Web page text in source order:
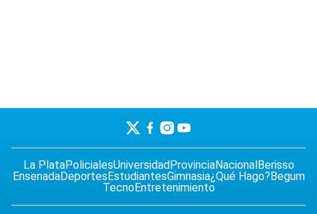
La PlataPolicialesUniversidadProvinciaNacionalBerisso
EnsenadaDeportesEstudiantesGimnasia¿Qué Hago?Begum
TecnoEntretenimiento